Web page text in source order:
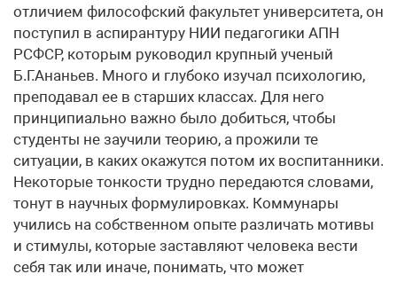
отличием философский факультет университета, он
поступил в аспирантуру НИИ педагогики АПН
РСФСР, которым руководил крупный ученый
Б.Г.Ананьев. Много и глубоко изучал психологию,
преподавал ее в старших классах. Для него
принципиально важно было добиться, чтобы
студенты не заучили теорию, а прожили те
ситуации, в каких окажутся потом их воспитанники.
Некоторые тонкости трудно передаются словами,
тонут в научных формулировках. Коммунары
учились на собственном опыте различать мотивы
и стимулы, которые заставляют человека вести
себя так или иначе, понимать, что может